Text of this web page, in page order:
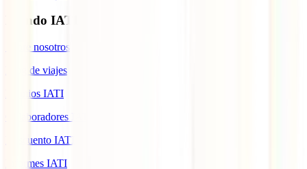
Mundo IATI
Sobre nosotros
Blog de viajes
Premios IATI
Colaboradores IATI
Descuento IATI
Informes IATI